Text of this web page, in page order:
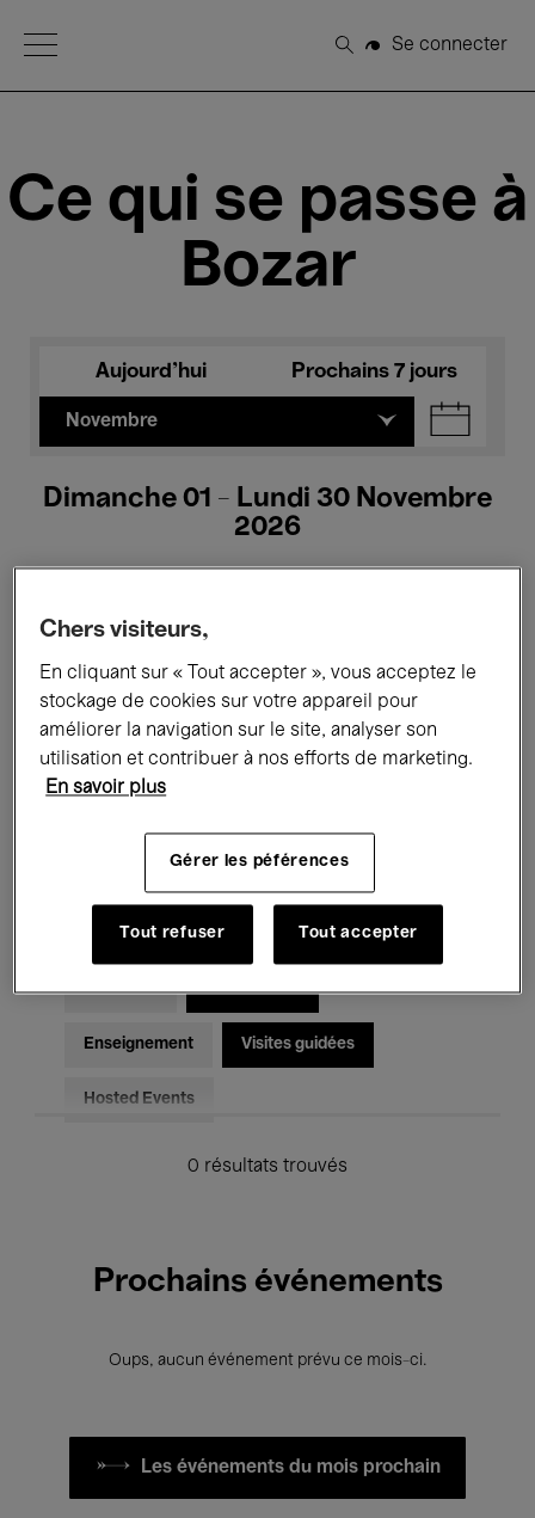
Open Menu
Rechercher
Se connecter
Ce qui se passe à
Bozar
Aujourd'hui Prochains 7 jours
Novembre
Dimanche 01 - Lundi 30 Novembre
2026
Tous les événements Concerts
Expositions Films Performances
Rencontres & Débats
Musique classique Global Music
Musique électronique
Pour tous Kids’ Palace
Enseignement Visites guidées
Hosted Events
0 résultats trouvés
Prochains événements
Oups, aucun événement prévu ce mois-ci.
Les événements du mois prochain
Chers visiteurs,
En cliquant sur « Tout accepter », vous acceptez le
stockage de cookies sur votre appareil pour
améliorer la navigation sur le site, analyser son
utilisation et contribuer à nos efforts de marketing.
En savoir plus
Gérer les péférences
Tout refuser Tout accepter